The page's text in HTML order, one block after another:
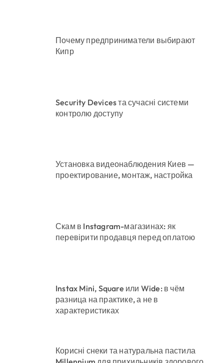
Почему предприниматели выбирают
Кипр
Security Devices та сучасні системи
контролю доступу
Установка видеонаблюдения Киев —
проектирование, монтаж, настройка
Скам в Instagram-магазинах: як
перевірити продавця перед оплатою
Instax Mini, Square или Wide: в чём
разница на практике, а не в
характеристиках
Корисні снеки та натуральна пастила